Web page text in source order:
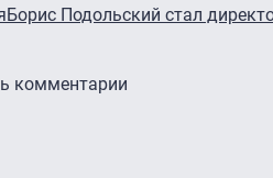
Борис Подольский стал
комментарии